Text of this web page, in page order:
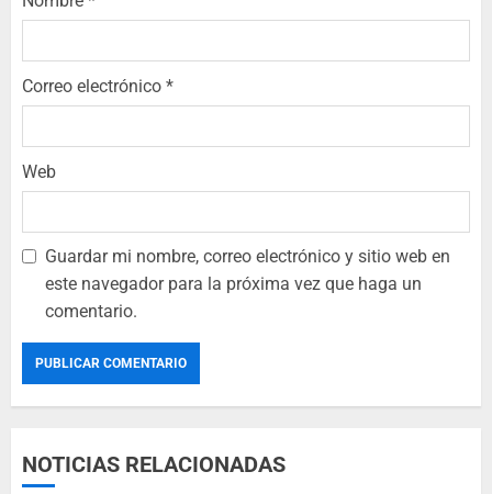
Correo electrónico *
Web
Guardar mi nombre, correo electrónico y sitio web en
este navegador para la próxima vez que haga un
comentario.
NOTICIAS RELACIONADAS